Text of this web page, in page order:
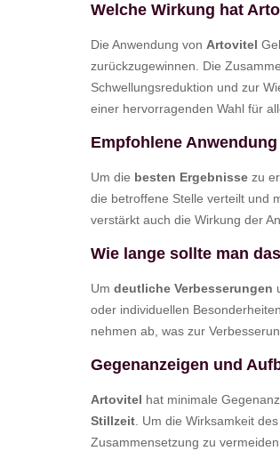
Welche Wirkung hat
Die Anwendung von Artovitel
zurückzugewinnen. Die
Schwellungsreduktion und zur
einer hervorragenden Wahl für
Empfohlene
Um die besten Ergebnisse zu
die betroffene Stelle verteilt und
verstärkt auch die Wirkung der
Wie lange sollte man
Um deutliche Verbesserungen
oder individuellen
nehmen ab, was zur
Gegenanzeigen und
Artovitel hat minimale
Stillzeit. Um die Wirksamkeit
Zusammensetzung zu